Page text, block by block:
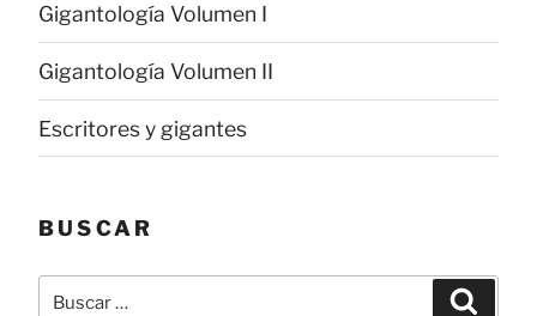
Gigantología Volumen I
Gigantología Volumen II
Escritores y gigantes
BUSCAR
Buscar